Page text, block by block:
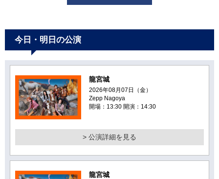
今日・明日の公演
龍宮城
2026年08月07日（金）
Zepp Nagoya
開場：13:30 開演：14:30
> 公演詳細を見る
龍宮城